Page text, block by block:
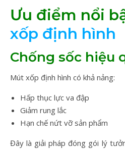
Ưu điểm nổi
xốp định hình
Chống sốc hiệu
Mút xốp định hình có khả nảng:
Hấp thục lực va đập
Giảm rung lắc
Hạn chế nứt vỡ sản phẩm
Đây là giải pháp đóng gói lý